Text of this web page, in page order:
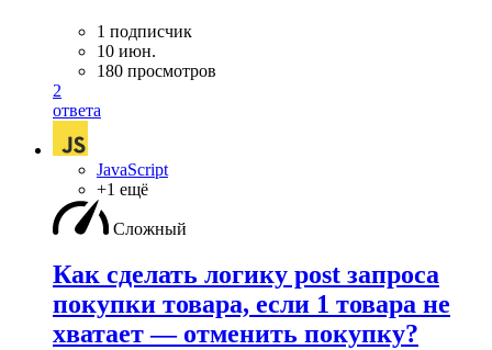
1 подписчик
10 июн.
180 просмотров
2
ответа
JavaScript
+1 ещё
Сложный
Как сделать логику post запроса
покупки товара, если 1 товара не
хватает — отменить покупку?